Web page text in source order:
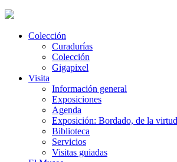
Colección
Curadurías
Colección
Gigapixel
Visita
Información general
Exposiciones
Agenda
Exposición: Bordado, de la virtud
Biblioteca
Servicios
Visitas guiadas